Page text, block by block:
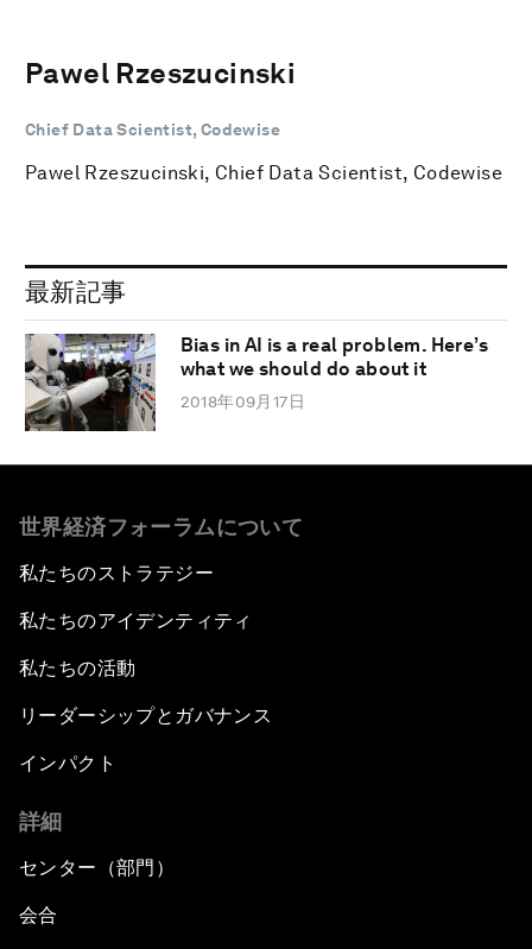
Pawel Rzeszucinski
Chief Data Scientist, Codewise
Pawel Rzeszucinski, Chief Data Scientist, Codewise
最新記事
Bias in AI is a real problem. Here’s
what we should do about it
2018年09月17日
世界経済フォーラムについて
私たちのストラテジー
私たちのアイデンティティ
私たちの活動
リーダーシップとガバナンス
インパクト
詳細
センター（部門）
会合